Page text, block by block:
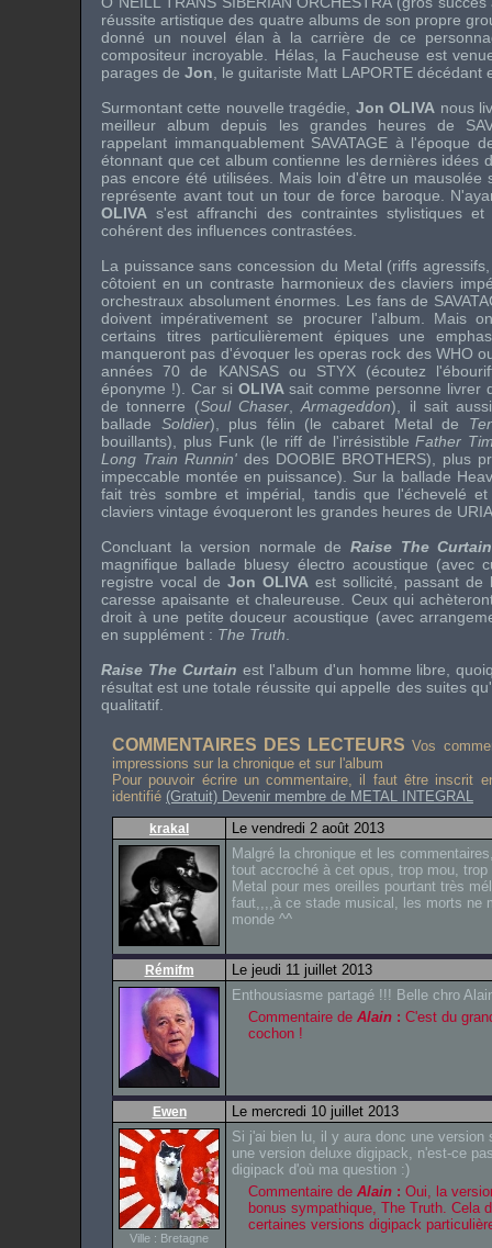
réussite artistique des quatre albums de son propre
donné un nouvel élan à la carrière de ce
compositeur incroyable. Hélas, la Faucheuse est
parages de Jon , le guitariste Matt LAPORTE décédant
Surmontant cette nouvelle tragédie, Jon OLIVA nous
meilleur album depuis les grandes heures de
rappelant immanquablement SAVATAGE à l'époque
étonnant que cet album contienne les dernières idées
pas encore été utilisées. Mais loin d'être un mausolée
représente avant tout un tour de force baroque.
OLIVA s'est affranchi des contraintes stylistiques
cohérent des influences contrastées.
La puissance sans concession du Metal (riffs
côtoient en un contraste harmonieux des claviers
orchestraux absolument énormes. Les fansde
doivent impérativement se procurer l'album. Mais
certains titres particulièrement épiques une
manqueront pas d'évoquer les operas rock des WHO
années 70 de KANSAS ou STYX (écoutez
éponyme !). Car si OLIVA sait comme personne
de tonnerre (Soul Chaser ,Armageddon), il sait
ballade Soldier), plus félin (le cabaret Metalde
bouillants), plus Funk (le riff de l'irrésistibleFather
Long Train Runnin' des DOOBIE BROTHERS), plus
impeccable montée en puissance). Sur la ballade
fait très sombre et impérial, tandis que l'échevelé
claviers vintage évoqueront les grandes heures de
Concluant la version normale de Raise The Curtain
magnifique ballade bluesy électro acoustique (avec
registre vocal de Jon OLIVA est sollicité, passant
caresse apaisante et chaleureuse. Ceux qui
droit à une petite douceur acoustique (avec
en supplément : The Truth
Raise The Curtain est l'album d'un homme libre,
résultat est une totale réussite qui appelle des suites
qualitatif.
COMMENTAIRES DES LECTEURS Vos
impressions sur la chronique et sur l'album
Pour pouvoir écrire un commentaire, il faut être inscrit
identifié (Gratuit) Devenir membre de METAL INTEGRAL
krakal
Le vendredi 2 août 2013
Malgré la chronique et les
tout accroché à cet opus, trop mou,
Metal pour mes oreilles pourtant très
faut,,,,à ce stade musical, les morts ne
monde ^^
Rémifm
Le jeudi 11 juillet 2013
Enthousiasme partagé !!! Belle chro
Commentaire de Alain : C'est du
cochon !
Ewen Le mercredi 10 juillet 2013
Ville : Bretagne
Si j'ai bien lu, il y aura donc une version
une version deluxe digipack, n'est-ce
digipack d'où ma question :)
Commentaire de Alain : Oui, la
bonus sympathique, The Truth. Cela
certaines versions digipack